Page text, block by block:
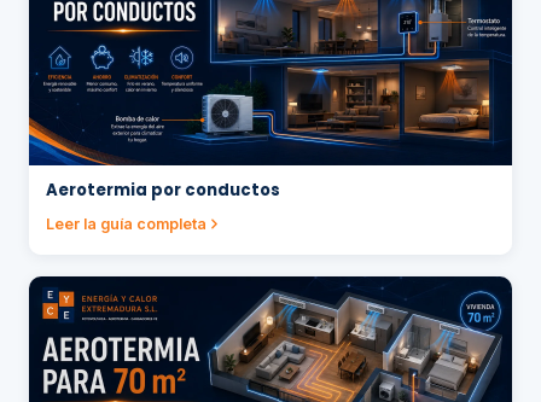
Aerotermia por conductos
Leer la guía completa